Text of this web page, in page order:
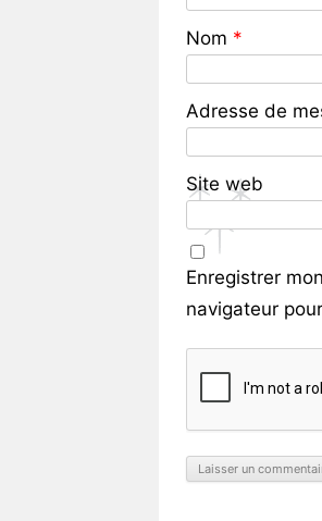
Nom *
Adresse de
Site web
Enregistrer
navigateur